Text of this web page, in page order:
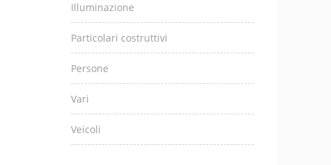
Illuminazione
Particolari costruttivi
Persone
Vari
Veicoli